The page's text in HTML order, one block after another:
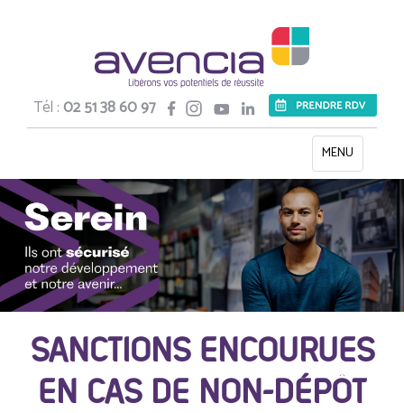
Tél :02 51 38 60 97
Toggle
navigation
MENU
SANCTIONS ENCOURUES
EN CAS DE NON-DÉPÔT